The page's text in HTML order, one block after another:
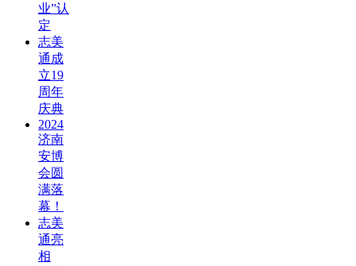
业”认
定
志美
通成
立19
周年
庆典
2024
济南
安博
会圆
满落
幕！
志美
通亮
相